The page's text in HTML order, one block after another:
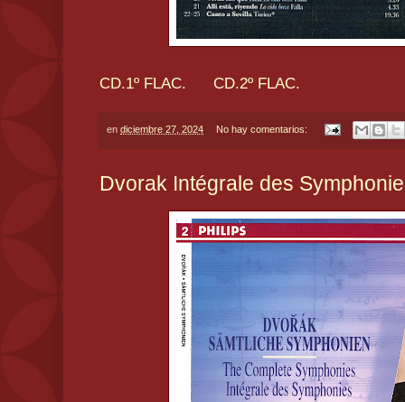
CD.1º FLAC. CD.2º FLAC.
en diciembre 27, 2024 No hay comentarios:
Dvorak Intégrale des